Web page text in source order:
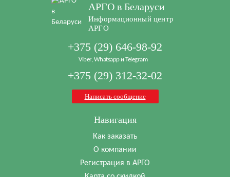
АРГО в Беларуси
Информационный центр
АРГО
+375 (29) 646-98-92
Viber, Whatsapp и Telegram
+375 (29) 312-32-02
Написать сообщение
Навигация
Как заказать
О компании
Регистрация в АРГО